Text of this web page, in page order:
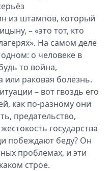
из штампов, который
– «это тот, кто
На самом деле
о человеке в
то война,
раковая болезнь.
– вот гвоздь его
как по-разному они
предательство,
государства
побеждают беду? Он
проблемах, и эти
строе.